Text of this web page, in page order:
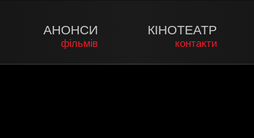
АНОНСИ
фільмів
КІНОТЕАТР
контакти